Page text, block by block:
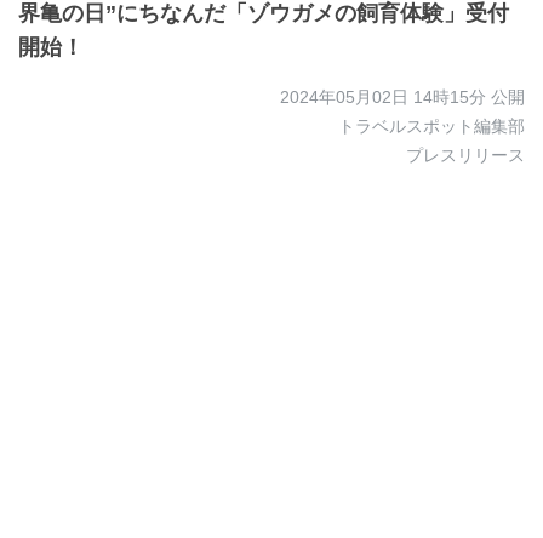
界亀の日”にちなんだ「ゾウガメの飼育体験」受付
開始！
2024年05月02日 14時15分 公開
トラベルスポット編集部
プレスリリース